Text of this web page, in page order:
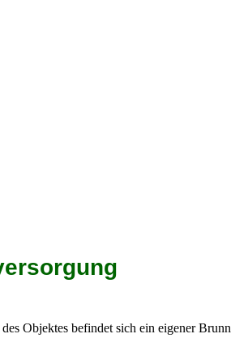
Objektes befindet sich ein eigener